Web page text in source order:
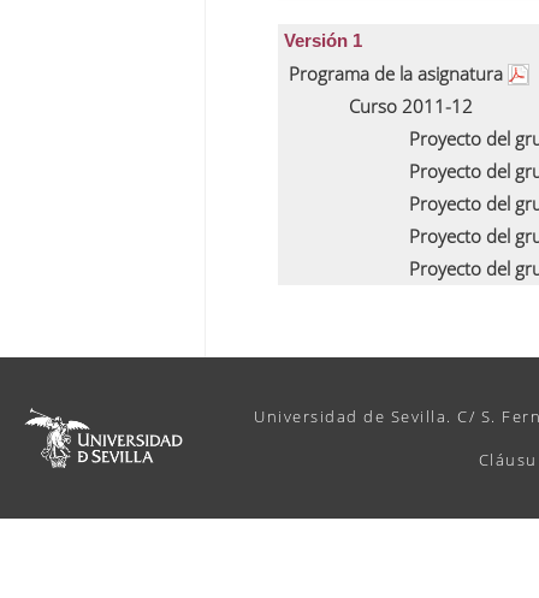
Versión 1
Programa de la asignatura
Curso 2011-12
Proyecto del
Proyecto del
Proyecto del
Proyecto del
Proyecto del
Universidad de Sevilla. C/ S.